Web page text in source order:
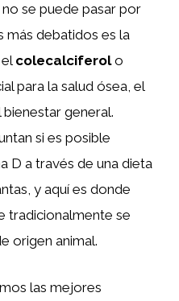
se puede pasar por
más debatidos es la
colecalciferolo
para la salud ósea, el
general.
si es posible
D a través de una dieta
y aquí es donde
tradicionalmente se
origen animal.
las mejores